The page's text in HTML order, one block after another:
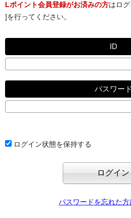
Lポイント会員登録がお済みの方はロ
]を行ってください。
ID
パスワード
ログイン状態を保持する
パスワードを忘れた